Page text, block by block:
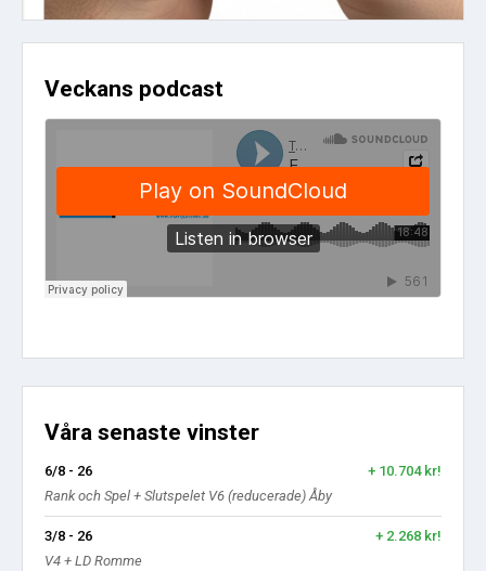
Veckans podcast
Våra senaste vinster
6/8 - 26
+ 10.704 kr!
Rank och Spel + Slutspelet V6 (reducerade) Åby
3/8 - 26
+ 2.268 kr!
V4 + LD Romme